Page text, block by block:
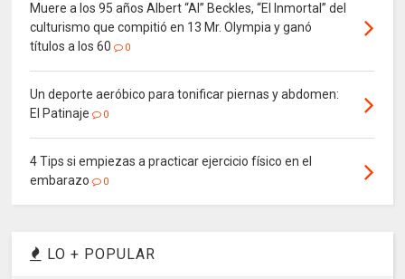
Muere a los 95 años Albert “Al” Beckles, “El Inmortal” del
culturismo que compitió en 13 Mr. Olympia y ganó
títulos a los 60
0
Un deporte aeróbico para tonificar piernas y abdomen:
El Patinaje
0
4 Tips si empiezas a practicar ejercicio físico en el
embarazo
0
LO + POPULAR